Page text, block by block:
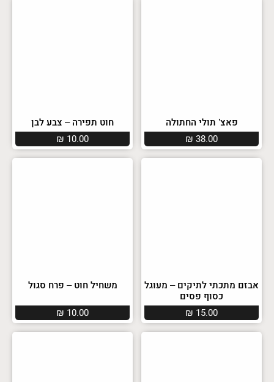
פאצ’ תולי החתולה
₪ 38.00
חוט תפירה – צבע לבן
₪ 10.00
אבזם מתכתי לתיקים – מעוגל
כסוף פסים
₪ 15.00
משחיל חוט – פרח סגול
₪ 10.00